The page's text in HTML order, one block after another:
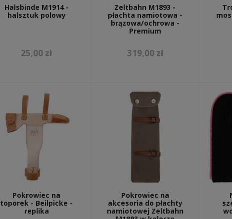
Halsbinde M1914 -
halsztuk polowy
25,00 zł
Zeltbahn M1893 -
płachta namiotowa -
brązowa/ochrowa -
Premium
319,00 zł
Pokrowiec na
toporek - Beilpicke -
replika
Pokrowiec na
akcesoria do płachty
namiotowej Zeltbahn